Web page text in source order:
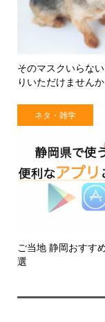
そのマスクいらな
りいただけませんか
ネタ・雑学
ご当地 静岡おすす
選